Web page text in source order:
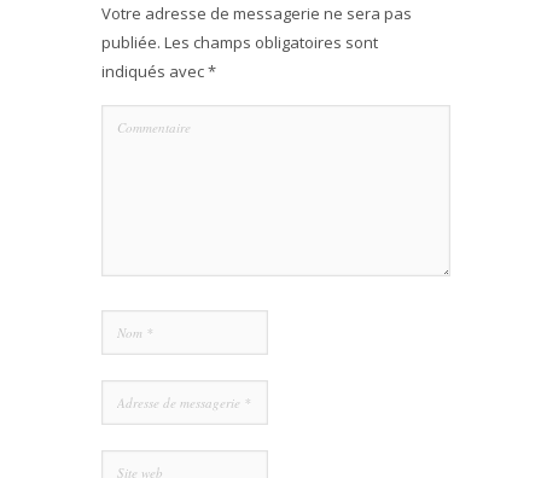
Votre adresse de messagerie ne sera pas
publiée. Les champs obligatoires sont
indiqués avec*